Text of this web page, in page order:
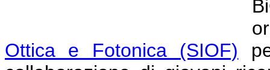
Ottica e Fotonica (SIOF)